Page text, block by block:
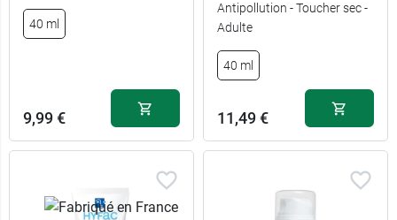
40 ml
9,99 €
Antipollution - Toucher sec -
Adulte
40 ml
11,49 €